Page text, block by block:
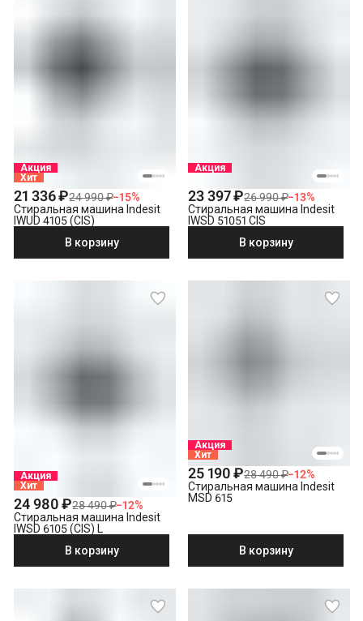
Акция
Хит
21 336 ₽24 990 ₽−15%
Стиральная машина Indesit
IWUD 4105 (CIS)
В корзину
Акция
23 397 ₽26 990 ₽−13%
Стиральная машина Indesit
IWSD 51051 CIS
В корзину
Акция
Хит
24 980 ₽28 490 ₽−12%
Стиральная машина Indesit
IWSD 6105 (CIS) L
В корзину
Акция
Хит
25 190 ₽28 490 ₽−12%
Стиральная машина Indesit
MSD 615
В корзину